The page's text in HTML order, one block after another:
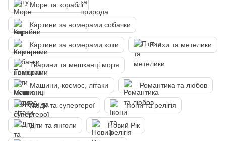
Море та кораблі
Картини за номерами собачки
Картини за номерами коти Птахи та метелики
Тварини та мешканці моря
Машини, космос, літаки Романтика та любов
Люди та супергерої Ікони та релігія
Діти та янголи Новий Рік